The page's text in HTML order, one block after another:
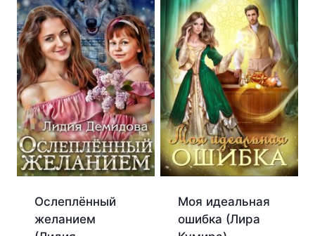
Ослеплённый
желанием
Моя идеальная
ошибка (Лира